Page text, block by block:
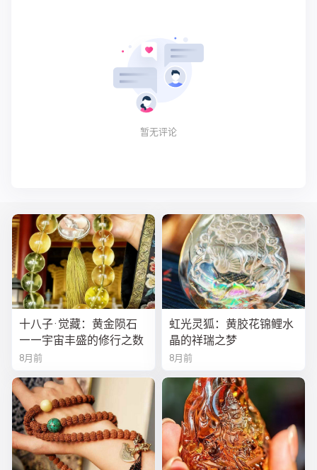
暂无评论
十八子·觉藏：黄金陨石
——宇宙丰盛的修行之数
8月前
虹光灵狐：黄胶花锦鲤水
晶的祥瑞之梦
8月前